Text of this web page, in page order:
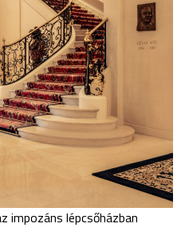
impozáns lépcsőházban